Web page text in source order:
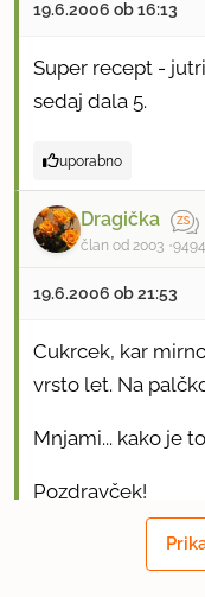
19.6.2006 ob 16:13
Super recept -
sedaj dala 5.
uporabno
Dragička
član od 2003
19.6.2006 ob 21:53
Cukrcek, kar
vrsto let. Na
Mnjami... kako je
Pozdravček!